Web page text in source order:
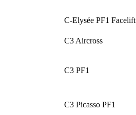
C-Elysée PF1 Facelift
C3 Aircross
C3 PF1
C3 Picasso PF1